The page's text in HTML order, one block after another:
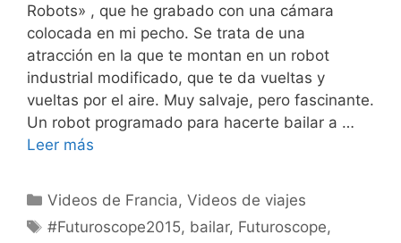
Robots» , que he grabado con una cámara
colocada en mi pecho. Se trata de una
atracción en la que te montan en un robot
industrial modificado, que te da vueltas y
vueltas por el aire. Muy salvaje, pero fascinante.
Un robot programado para hacerte bailar a …
Leer más
Categorías
Videos de Francia,Videos de viajes
Etiquetas
#Futuroscope2015, bailar, Futuroscope,